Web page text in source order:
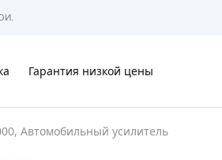
Гарантия низкой цены
Автомобильный усилитель